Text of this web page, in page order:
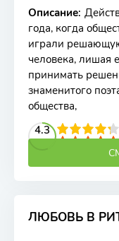
Описание:
года, когда
играли
человека, лишая
принимать
знаменитого
общества,
4.3
4 5 6 7 8 9 10
ЛЮБОВЬ В